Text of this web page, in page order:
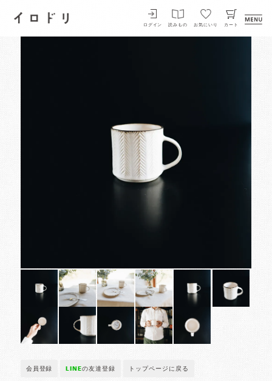
イロドリ
ログイン 読みもの お気にいり カート
会員登録 LINEの友達登録 トップページに戻る